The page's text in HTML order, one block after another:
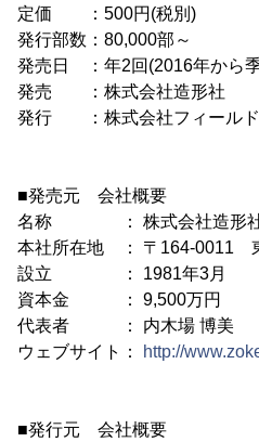
定価 ：500円(税別)
発行部数：80,000部～
発売日 ：年2回(2016年から
発売 ：株式会社造形社
発行 ：株式会社フィールド
■発売元 会社概要
名称 ： 株式会社造形
本社所在地 ： 〒164-0011
設立 ： 1981年3月
資本金 ： 9,500万円
代表者 ： 内木場 博美
ウェブサイト：
http://
■発行元 会社概要